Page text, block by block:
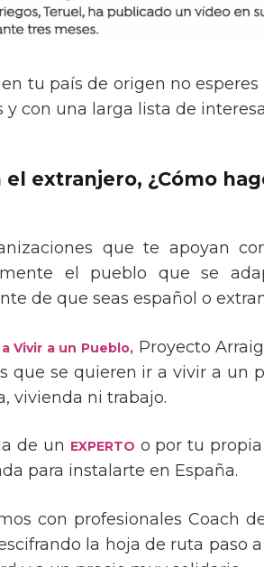
tu país de origen no
y con una larga lista de
el extranjero, ¿Cómo
que te apoyan
el pueblo que se
de que seas español o
Vivir a un Pueblo,Proyecto
que se quieren ir a vivir a un
vivienda ni trabajo.
de un EXPERTO o por tu
para instalarte en España.
con profesionales Coach
la hoja de ruta paso